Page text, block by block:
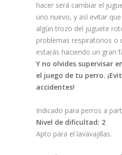
hacer será cambiar el
uno nuevo, y así evitar
algún trozo del juguete
problemas respiratorios o
estarás haciendo un gran
Y no olvides supervisar
el juego de tu perro.
accidentes!
Indicado para perros a
Nivel de dificultad: 2
Apto para el lavavajillas.